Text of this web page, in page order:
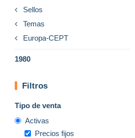
Sellos
Temas
Europa-CEPT
1980
Filtros
Tipo de venta
Activas
Precios fijos